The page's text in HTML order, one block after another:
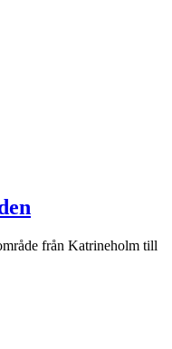
från Katrineholm till